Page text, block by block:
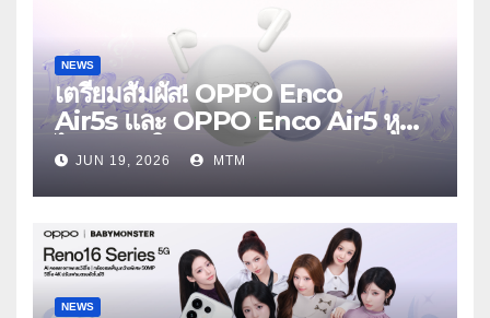
NEWS
เตรียมสัมผัส! OPPO Enco
Air5s และ OPPO Enco Air5 หูฟัง
ไร้สายรุ่นใหม่ล่าสุด มาพร้อมระบบ
ตัดเสียงรบกวน เบาสบายเหมือนไม่ได้
ใส่
JUN 19, 2026 MTM
NEWS